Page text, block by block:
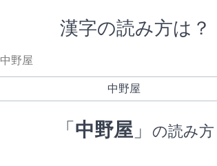
漢字の読み方は？
中野屋
「中野屋 」 の読み方